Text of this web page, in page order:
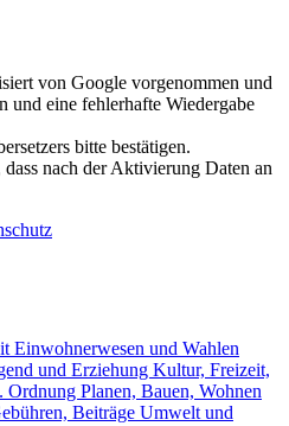
von Google vorgenommen und
und eine fehlerhafte Wiedergabe
bitte bestätigen.
nach der Aktivierung Daten an
Einwohnerwesen und Wahlen
und Erziehung Kultur, Freizeit,
Ordnung Planen, Bauen, Wohnen
Beiträge Umwelt und